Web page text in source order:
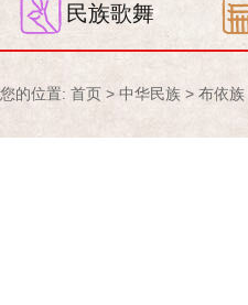
民族歌舞
您的位置: 首页 > 中华民族 > 布依族